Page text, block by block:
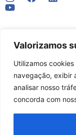
Valorizamos
Utilizamos
navegação, exibir
analisar nosso
concorda com
© 2026